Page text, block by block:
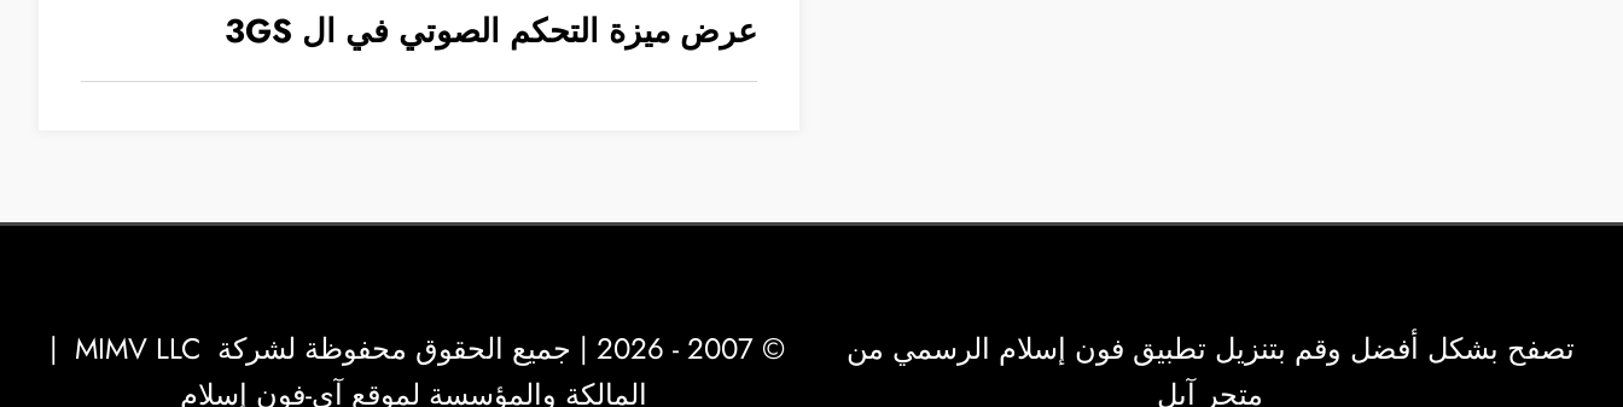
عرض ميزة التحكم الصوتي في ال 3GS
تصفح بشكل أفضل وقم بتنزيل تطبيق فون إسلام الرسمي من
متجر آبل
© 2007 - 2026 | جميع الحقوق محفوظة لشركة MIMV LLC
|
المالكة والمؤسسة لموقع آي-فون إسلام